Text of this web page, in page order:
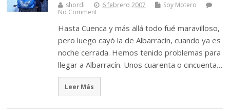
shordi 6 febrero 2007
Soy Motero
No Comment
Hasta Cuenca y más allá todo fué maravilloso,
pero luego cayó la de Albarracín, cuando ya es
noche cerrada. Hemos tenido problemas para
llegar a Albarracín. Unos cuarenta o cincuenta…
Leer Más